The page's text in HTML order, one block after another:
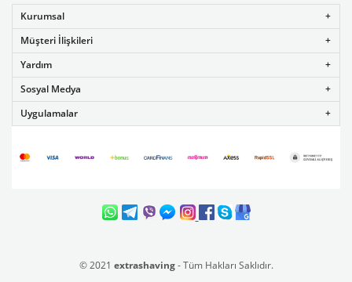
Kurumsal
Müşteri İlişkileri
Yardım
Sosyal Medya
Uygulamalar
© 2021 extrashaving- Tüm Hakları Saklıdır.